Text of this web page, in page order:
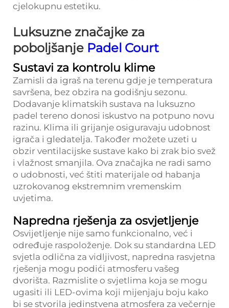
cjelokupnu estetiku.
Luksuzne značajke za
poboljšanje Padel Court
Sustavi za kontrolu klime
Zamisli da igraš na terenu gdje je temperatura
savršena, bez obzira na godišnju sezonu.
Dodavanje klimatskih sustava na luksuzno
padel tereno donosi iskustvo na potpuno novu
razinu. Klima ili grijanje osiguravaju udobnost
igrača i gledatelja. Također možete uzeti u
obzir ventilacijske sustave kako bi zrak bio svež
i vlažnost smanjila. Ova značajka ne radi samo
o udobnosti, već štiti materijale od habanja
uzrokovanog ekstremnim vremenskim
uvjetima.
Napredna rješenja za osvjetljenje
Osvijetljenje nije samo funkcionalno, već i
određuje raspoloženje. Dok su standardna LED
svjetla odlična za vidljivost, napredna rasvjetna
rješenja mogu podići atmosferu vašeg
dvorišta. Razmislite o svjetlima koja se mogu
ugasiti ili LED-ovima koji mijenjaju boju kako
bi se stvorila jedinstvena atmosfera za večernje